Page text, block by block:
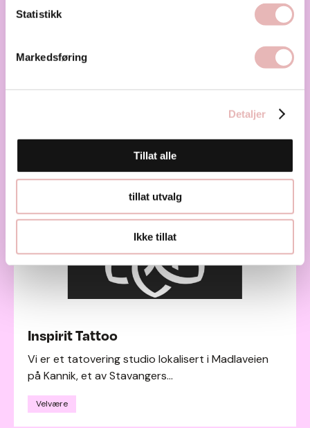
Statistikk
Markedsføring
Detaljer
Tillat alle
tillat utvalg
Ikke tillat
I 1997 startet øyelege Kjell Gunnar Gundersen opp
Inspirit Tattoo
Vi er et tatovering studio lokalisert i Madlaveien
på Kannik, et av Stavangers...
Velvære